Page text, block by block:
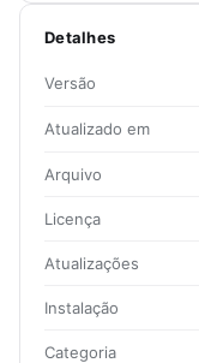
Detalhes
Versão
Atualizado em
Arquivo
Licença
Atualizações
Instalação
Categoria